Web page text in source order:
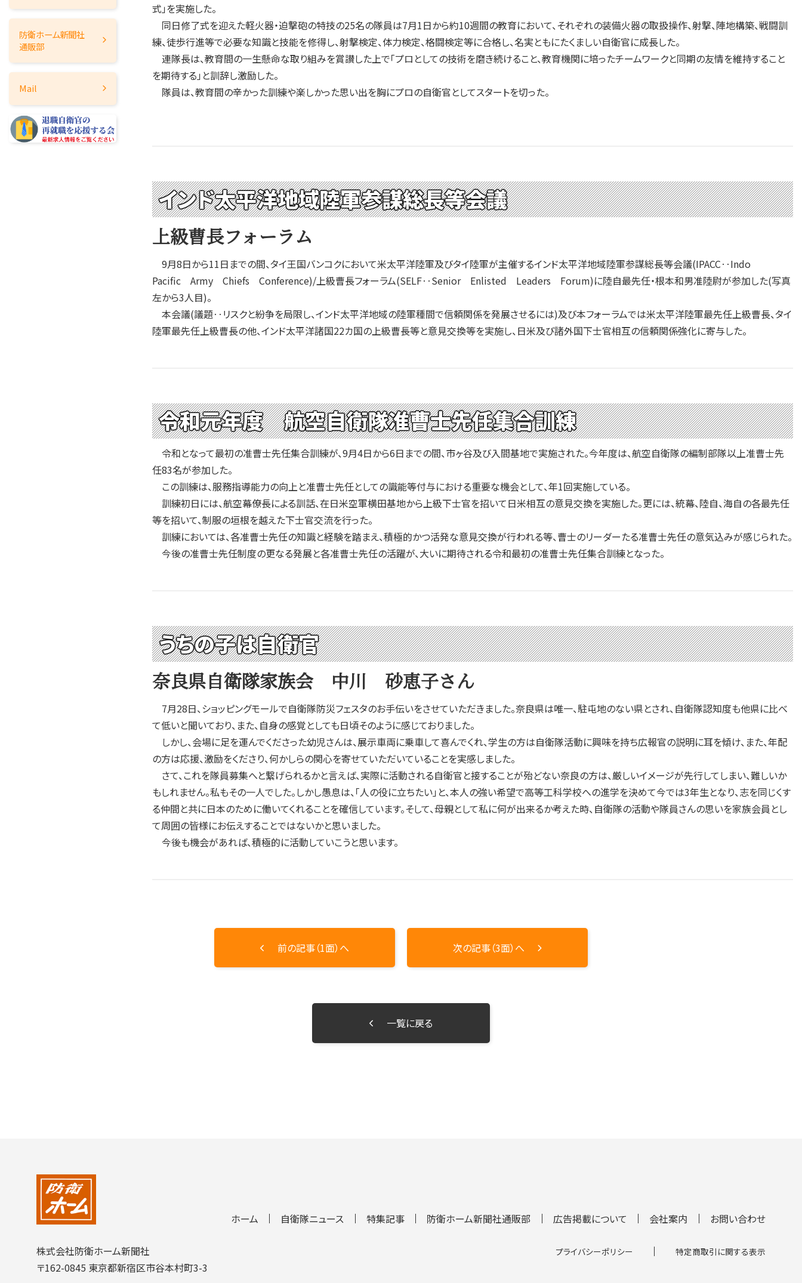
2014年
2012年
2011年
2009年
2008年
防衛ホーム新聞社
通販部
Mail
式」を実施した。
同日修了式を迎えた軽火器・迫撃砲の特技の25名の隊員は7月1日から約10週間の教育において、それぞれの装備火器の取扱操作、射撃、陣地構築、戦闘訓
練、徒歩行進等で必要な知識と技能を修得し、射撃検定、体力検定、格闘検定等に合格し、名実ともにたくましい自衛官に成長した。
連隊長は、教育間の一生懸命な取り組みを賞讃した上で「プロとしての技術を磨き続けること、教育機関に培ったチームワークと同期の友情を維持すること
を期待する」と訓辞し激励した。
隊員は、教育間の辛かった訓練や楽しかった思い出を胸にプロの自衛官としてスタートを切った。
インド太平洋地域陸軍参謀総長等会議
上級曹長フォーラム
9月8日から11日までの間、タイ王国バンコクにおいて米太平洋陸軍及びタイ陸軍が主催するインド太平洋地域陸軍参謀総長等会議(IPACC‥Indo
Pacific Army Chiefs Conference)/上級曹長フォーラム(SELF‥Senior Enlisted Leaders Forum)に陸自最先任・根本和男准陸尉が参加した(写真
左から3人目)。
本会議(議題‥リスクと紛争を局限し、インド太平洋地域の陸軍種間で信頼関係を発展させるには)及び本フォーラムでは米太平洋陸軍最先任上級曹長、タイ
陸軍最先任上級曹長の他、インド太平洋諸国22カ国の上級曹長等と意見交換等を実施し、日米及び諸外国下士官相互の信頼関係強化に寄与した。
令和元年度 航空自衛隊准曹士先任集合訓練
令和となって最初の准曹士先任集合訓練が、9月4日から6日までの間、市ヶ谷及び入間基地で実施された。今年度は、航空自衛隊の編制部隊以上准曹士先
任83名が参加した。
この訓練は、服務指導能力の向上と准曹士先任としての識能等付与における重要な機会として、年1回実施している。
訓練初日には、航空幕僚長による訓話、在日米空軍横田基地から上級下士官を招いて日米相互の意見交換を実施した。更には、統幕、陸自、海自の各最先任
等を招いて、制服の垣根を越えた下士官交流を行った。
訓練においては、各准曹士先任の知識と経験を踏まえ、積極的かつ活発な意見交換が行われる等、曹士のリーダーたる准曹士先任の意気込みが感じられた。
今後の准曹士先任制度の更なる発展と各准曹士先任の活躍が、大いに期待される令和最初の准曹士先任集合訓練となった。
うちの子は自衛官
奈良県自衛隊家族会 中川 砂恵子さん
7月28日、ショッピングモールで自衛隊防災フェスタのお手伝いをさせていただきました。奈良県は唯一、駐屯地のない県とされ、自衛隊認知度も他県に比べ
て低いと聞いており、また、自身の感覚としても日頃そのように感じておりました。
しかし、会場に足を運んでくださった幼児さんは、展示車両に乗車して喜んでくれ、学生の方は自衛隊活動に興味を持ち広報官の説明に耳を傾け、また、年配
の方は応援、激励をくださり、何かしらの関心を寄せていただいていることを実感しました。
さて、これを隊員募集へと繋げられるかと言えば、実際に活動される自衛官と接することが殆どない奈良の方は、厳しいイメージが先行してしまい、難しいか
もしれません。私もその一人でした。しかし愚息は、「人の役に立ちたい」と、本人の強い希望で高等工科学校への進学を決めて今では3年生となり、志を同じくす
る仲間と共に日本のために働いてくれることを確信しています。そして、母親として私に何が出来るか考えた時、自衛隊の活動や隊員さんの思いを家族会員とし
て周囲の皆様にお伝えすることではないかと思いました。
今後も機会があれば、積極的に活動していこうと思います。
前の記事（1面）へ 次の記事（3面）へ
一覧に戻る
株式会社防衛ホーム新聞社
〒162-0845 東京都新宿区市谷本村町3-3
ホーム 自衛隊ニュース 特集記事 防衛ホーム新聞社通販部 広告掲載について 会社案内 お問い合わせ
プライバシーポリシー 特定商取引に関する表示